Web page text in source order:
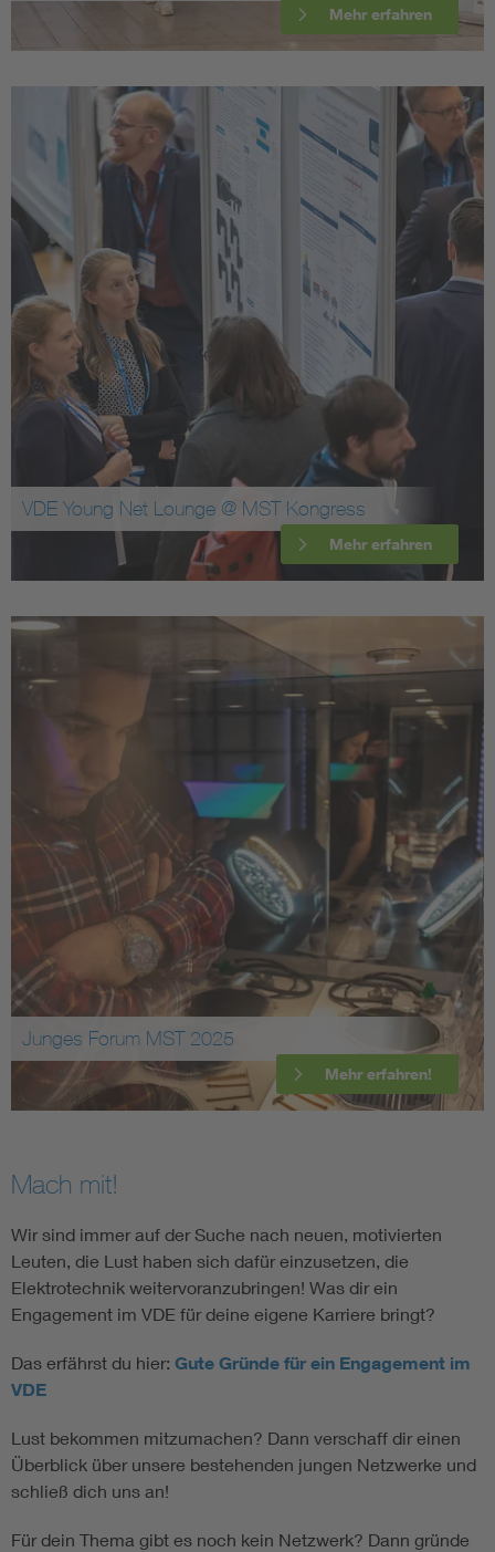
Mehr erfahren
VDE Young Net Lounge @ MST Kongress
Mehr erfahren
Junges Forum MST 2025
Mehr erfahren!
Mach mit!
Wir sind immer auf der Suche nach neuen, motivierten
Leuten, die Lust haben sich dafür einzusetzen, die
Elektrotechnik weitervoranzubringen! Was dir ein
Engagement im VDE für deine eigene Karriere bringt?
Das erfährst du hier: Gute Gründe für ein Engagement im
VDE
Lust bekommen mitzumachen? Dann verschaff dir einen
Überblick über unsere bestehenden jungen Netzwerke und
schließ dich uns an!
Für dein Thema gibt es noch kein Netzwerk? Dann gründe